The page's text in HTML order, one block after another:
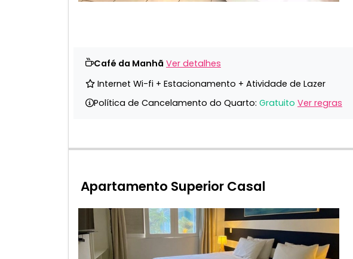
Café da Manhã Ver detalhes
Internet Wi-fi + Estacionamento + Atividade de Lazer
Política de Cancelamento do Quarto: Gratuito Ver regras
Apartamento Superior Casal